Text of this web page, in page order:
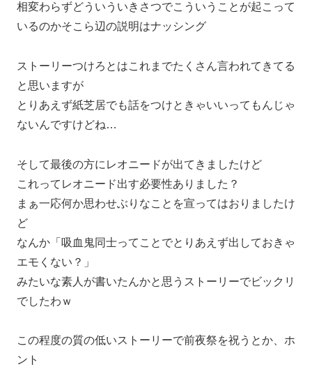
相変わらずどういういきさつでこういうことが起こって
いるのかそこら辺の説明はナッシング
ストーリーつけろとはこれまでたくさん言われてきてる
と思いますが
とりあえず紙芝居でも話をつけときゃいいってもんじゃ
ないんですけどね…
そして最後の方にレオニードが出てきましたけど
これってレオニード出す必要性ありました？
まぁ一応何か思わせぶりなことを宣ってはおりましたけ
ど
なんか「吸血鬼同士ってことでとりあえず出しておきゃ
エモくない？」
みたいな素人が書いたんかと思うストーリーでビックリ
でしたわｗ
この程度の質の低いストーリーで前夜祭を祝うとか、ホ
ント